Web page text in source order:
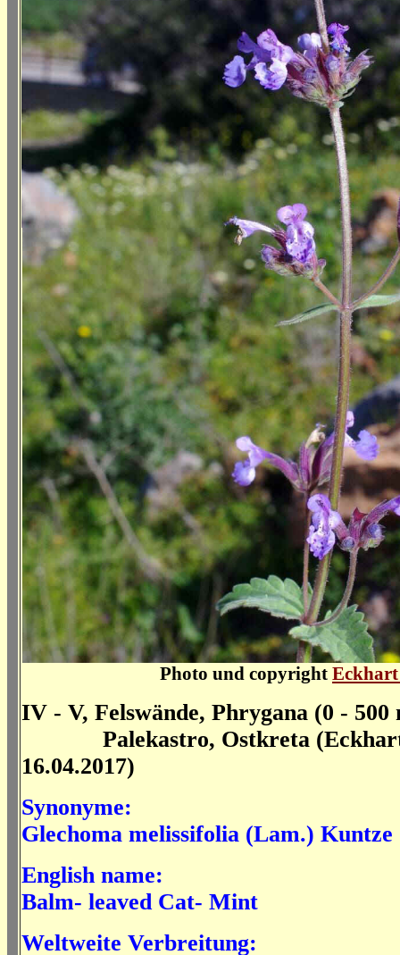
Photo und copyright
IV - V, Felswände, Phrygana (0 - 500
Palekastro, Ostkreta
16.04.2017)
Synonyme:
Glechoma melissifolia (Lam.) Kuntze
English name:
Balm- leaved Cat- Mint
Weltweite Verbreitung: